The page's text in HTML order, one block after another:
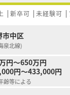
新卒可 未経験可
市中区
泉北線)
円～650万円
円～433,000円
齢等による